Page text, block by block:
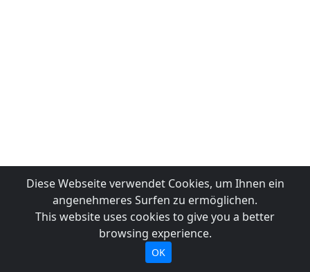
Diese Webseite verwendet Cookies, um Ihnen ein
angenehmeres Surfen zu ermöglichen.
This website uses cookies to give you a better
browsing experience.
OK